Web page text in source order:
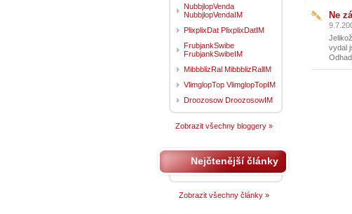
Ne
vydal
NubbjlopVenda
NubbjlopVendaIM
PlixplixDat PlixplixDatIM
FrubjankSwibe
FrubjankSwibeIM
MibbblizRal MibbblizRalIM
VlimglopTop VlimglopTopIM
Droozosow DroozosowIM
Zobrazit všechny bloggery »
Nejčtenější články
Zobrazit všechny články »